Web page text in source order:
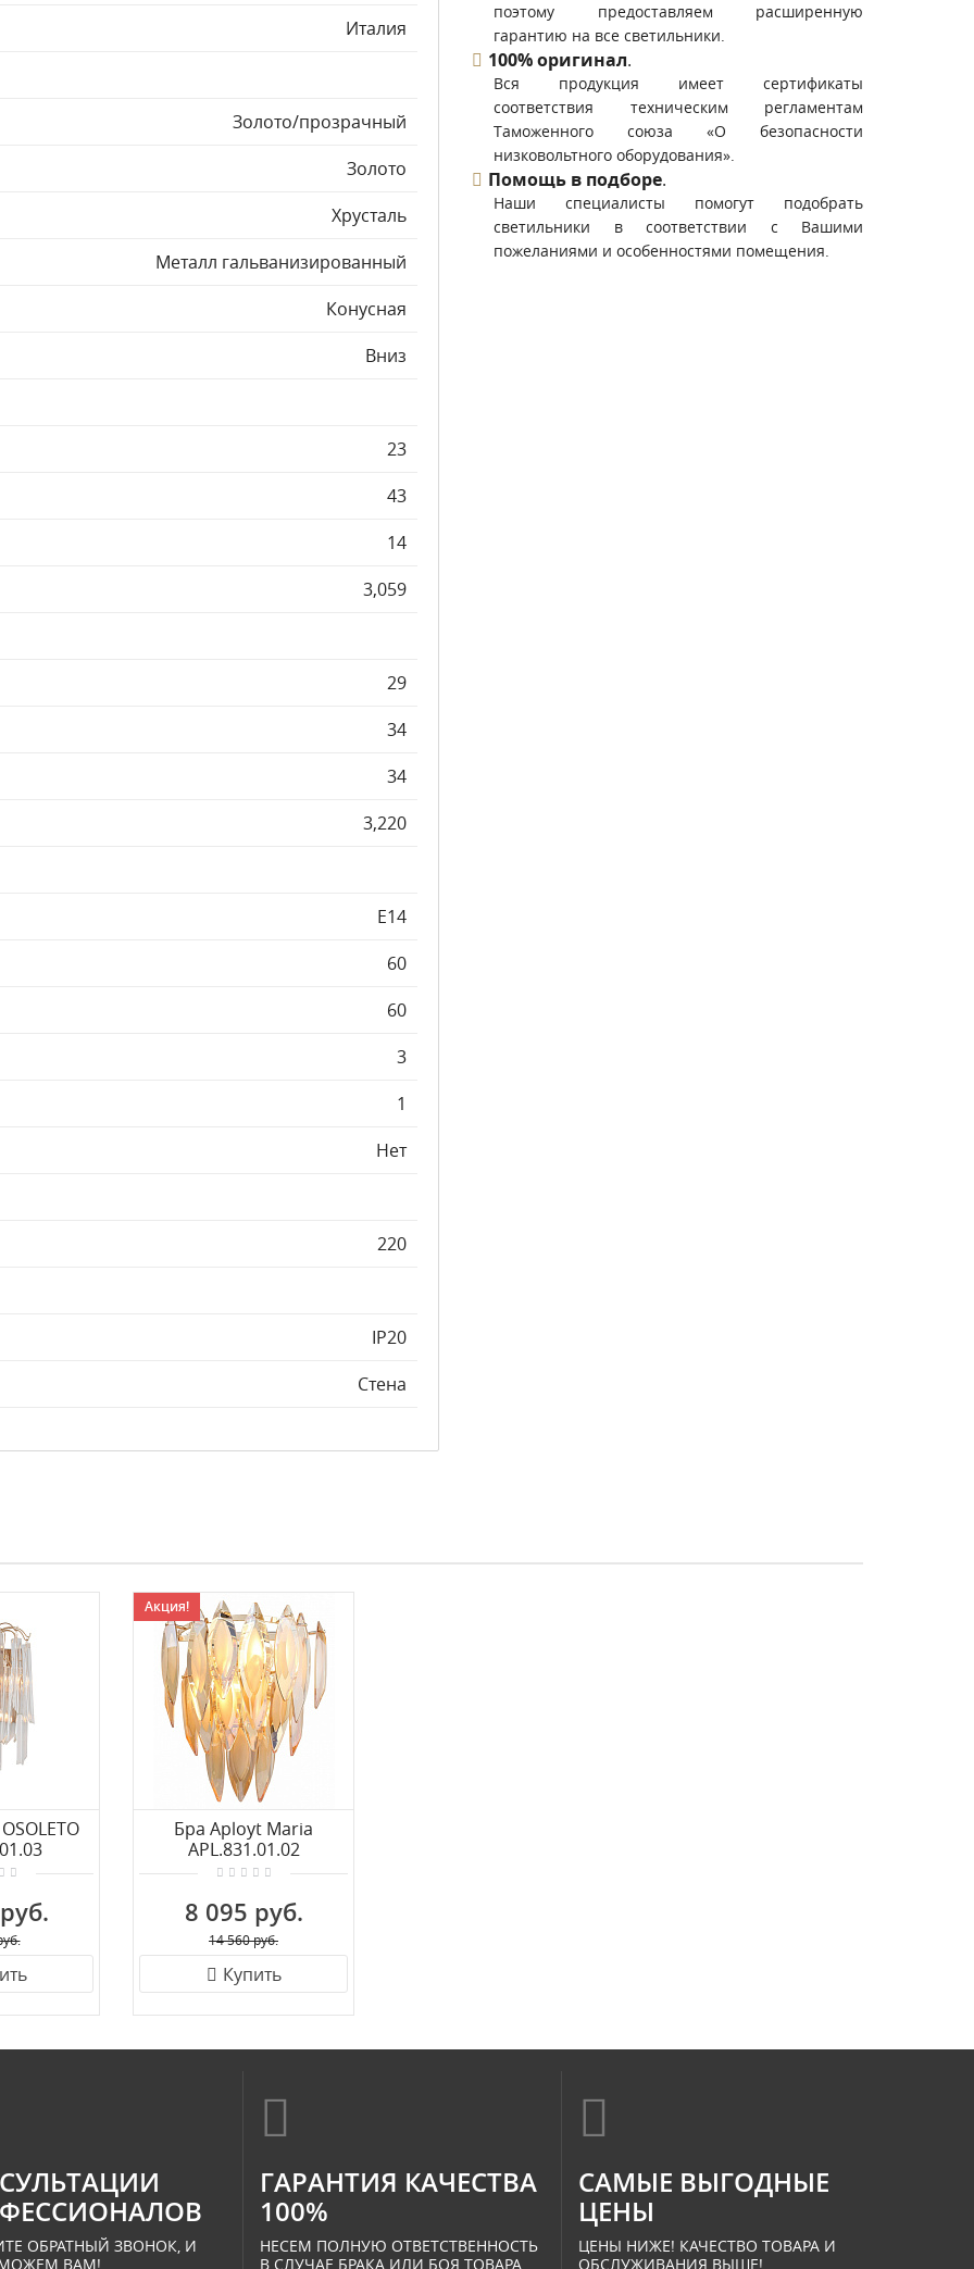
Италия
Золото/прозрачный
Золото
Хрусталь
Металл гальванизированный
Конусная
Вниз
23
43
14
3,059
29
34
34
3,220
E14
60
60
3
1
Нет
220
IP20
Стена
поэтому предоставляем расширенную
гарантию на все светильники.
100% оригинал.
Вся продукция имеет сертификаты
соответствия техническим регламентам
Таможенного союза «О безопасности
низковольтного оборудования».
Помощь в подборе.
Наши специалисты помогут подобрать
светильники в соответствии с Вашими
пожеланиями и особенностями помещения.
Акция!
Бра Aployt Maria
APL.831.01.02
8 095 руб.
14 560 руб.
Купить
ОБРАТНЫЙ ЗВОНОК, И
ВАМ!
ГАРАНТИЯ КАЧЕСТВА
100%
НЕСЕМ ПОЛНУЮ ОТВЕТСТВЕННОСТЬ
В СЛУЧАЕ БРАКА ИЛИ БОЯ ТОВАРА.
САМЫЕ ВЫГОДНЫЕ
ЦЕНЫ
ЦЕНЫ НИЖЕ! КАЧЕСТВО ТОВАРА И
ОБСЛУЖИВАНИЯ ВЫШЕ!